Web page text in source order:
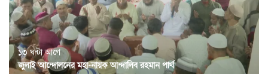
১৩ ঘন্টা আগে
জুলাই আন্দোলনের মহা-নায়ক আন্দালিব রহমান পার্থ